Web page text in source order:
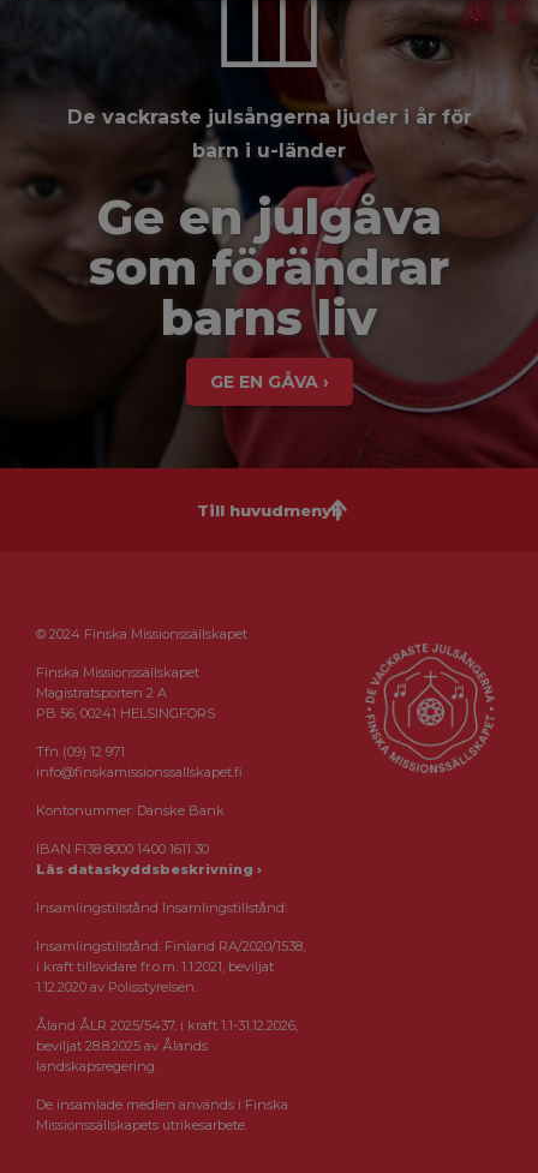
De vackraste julsångerna ljuder i år för
barn i u-länder
Ge en julgåva
som förändrar
barns liv
GE EN GÅVA ›
Till huvudmenyn
© 2024 Finska Missionssällskapet
Finska Missionssällskapet
Magistratsporten 2 A
PB 56, 00241 HELSINGFORS
Tfn (09) 12 971
info@finskamissionssallskapet.fi
Kontonummer: Danske Bank
IBAN FI38 8000 1400 1611 30
Läs dataskyddsbeskrivning ›
Insamlingstillstånd Insamlingstillstånd:
Insamlingstillstånd: Finland RA/2020/1538,
i kraft tillsvidare fr.o.m. 1.1.2021, beviljat
1.12.2020 av Polisstyrelsen.
Åland ÅLR 2025/5437, i kraft 1.1-31.12.2026,
beviljat 28.8.2025 av Ålands
landskapsregering.
De insamlade medlen används i Finska
Missionssällskapets utrikesarbete.